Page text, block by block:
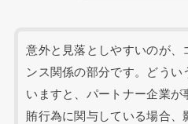
意外と見落としやすいのが、
ンス関係の部分です。どうい
いますと、パートナー企業が
賄行為に関与している場合、